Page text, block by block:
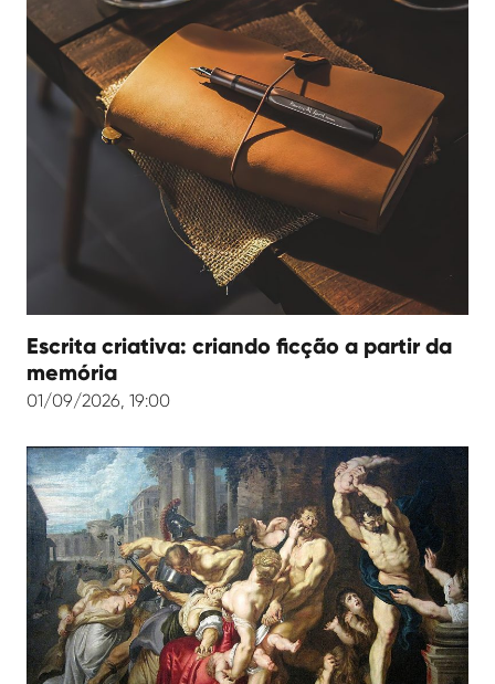
Escrita criativa: criando ficção a partir da
memória
01/09/2026, 19:00